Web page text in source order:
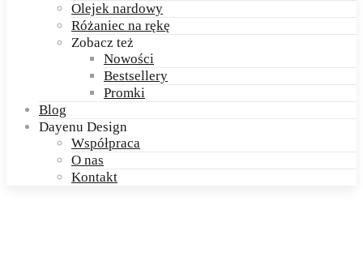
Olejek nardowy
Różaniec na rękę
Zobacz też
Nowości
Bestsellery
Promki
Blog
Dayenu Design
Współpraca
O nas
Kontakt